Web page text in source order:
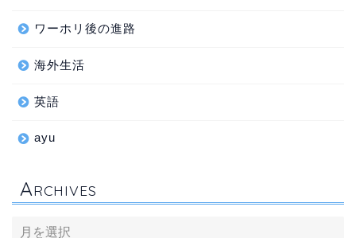
ワーホリ後の進路
海外生活
英語
ayu
ARCHIVES